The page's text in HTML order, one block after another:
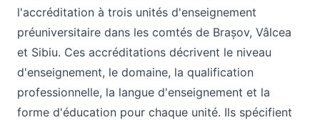
l'accréditation à trois unités d'enseignement
préuniversitaire dans les comtés de Brașov, Vâlcea
et Sibiu. Ces accréditations décrivent le niveau
d'enseignement, le domaine, la qualification
professionnelle, la langue d'enseignement et la
forme d'éducation pour chaque unité. Ils spécifient